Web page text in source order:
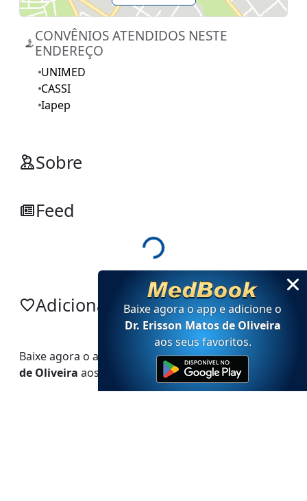
CONVÊNIOS ATENDIDOS NESTE
ENDEREÇO
UNIMED
CASSI
Iapep
Sobre
Feed
Loading...
Adicionar no app
Baixe agora o app e adicioneoDr. Erisson Matos
de Oliveira aos seus favoritos.
Baixe agora o app e adicioneo
Dr. Erisson Matos de Oliveira
aos seus favoritos.